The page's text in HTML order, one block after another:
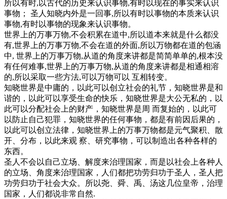
所以有时,以古代的历史来认识事物,有时以现在的事实来认识
事物； 圣人知晓内外是一回事,所以有时以事物的本质来认识
事物,有时以事物的现象来认识事物。
世界上的万事万物,不会积累在道中,所以道本来就是什么都没
有,世界上的万事万物,不会在道的外面,所以万物都在道的包涵
中, 世界上的万事万物,从道的角度来讲都是简简单单的,根本没
有任何难事,世界上的万事万物,从道的角度来讲都是相通相溶
的,所以采取一些方法,可以万物可以 互相转变。
知晓世界是中庸的，以此可以创立社会的礼节，知晓世界是和
谐的，以此可以享受生命的快乐，知晓世界是大公无私的，以
此可以分配社会上的财产，知晓世界是周 而复始的，以此可
以防止自己犯罪，知晓世界的任何事物，都是有前因后果的，
以此可以创立法律，知晓世界上的万事万物都是元气聚积、散
开、分布，以此来观 察、研究事物，可以制造出各种各样的
东西。
圣人不会以自己立场、解度来治理国家，而是以社会上各种人
的立场、角度来治理国家，人们都把功劳归功于圣人，圣人把
功劳归功于社会大众。所以尧、舜、禹、汤这几位皇帝，治理
国家，人们都说非常自然.